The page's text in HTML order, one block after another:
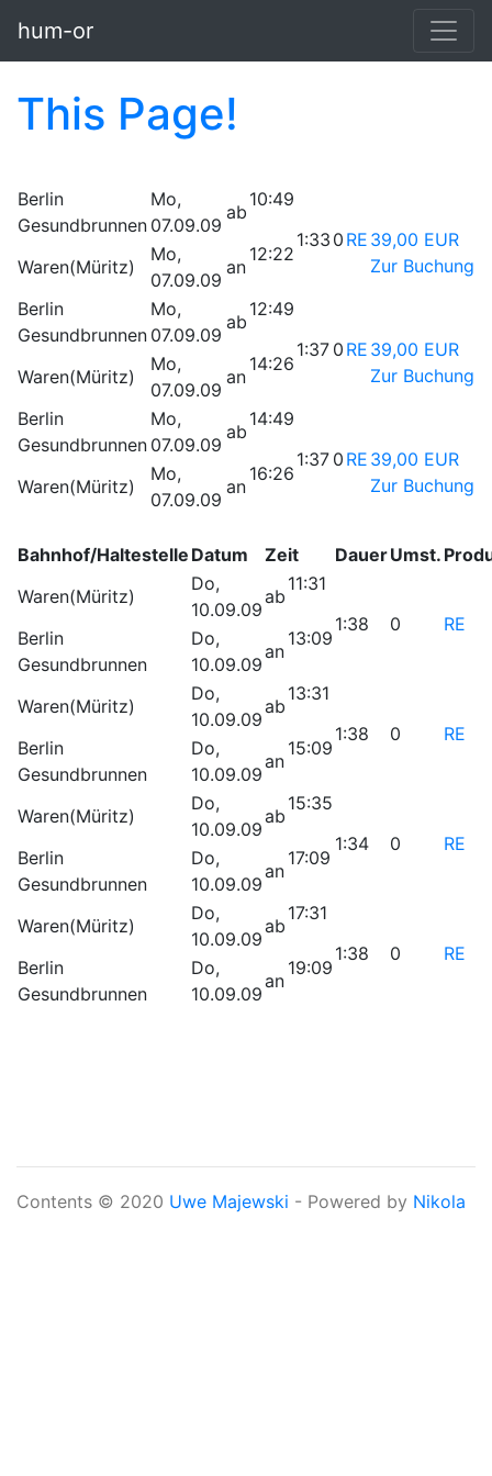
hum-or
This Page!
Berlin
Gesundbrunnen
Mo,
07.09.09
ab
10:49
1:33 0 RE 39,00 EUR
Zur Buchung
Waren(Müritz)
Mo,
07.09.09
an
12:22
Berlin
Gesundbrunnen
Mo,
07.09.09
ab
12:49
1:37 0 RE 39,00 EUR
Zur Buchung
Waren(Müritz)
Mo,
07.09.09
an
14:26
Berlin
Gesundbrunnen
Mo,
07.09.09
ab
14:49
1:37 0 RE 39,00 EUR
Zur Buchung
Waren(Müritz)
Mo,
07.09.09
an
16:26
Bahnhof/Haltestelle Datum Zeit DauerUmst.
Waren(Müritz)
Do,
10.09.09
ab
11:31
1:38
0 RE
Berlin
Gesundbrunnen
Do,
10.09.09
an
13:09
Waren(Müritz)
Do,
10.09.09
ab
13:31
1:38
0 RE
Berlin
Gesundbrunnen
Do,
10.09.09
an
15:09
Waren(Müritz)
Do,
10.09.09
ab
15:35
1:34
0 RE
Berlin
Gesundbrunnen
Do,
10.09.09
an
17:09
Waren(Müritz)
Do,
10.09.09
ab
17:31
1:38
0 RE
Berlin
Gesundbrunnen
Do,
10.09.09
an
19:09
Contents © 2020 Uwe Majewski - Powered by Nikola